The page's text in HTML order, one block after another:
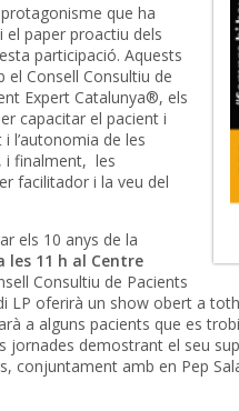
que ha
el paper proactiu dels
participació. Aquests
Consell Consultiu de
Expert Catalunya®, els
capacitar el pacient i
l’autonomia de les
i finalment, les
facilitador i la veu del
els 10 anys de la
les 11 h al Centre
Consultiu de Pacients
LP oferirà un show obert a
a alguns pacients que es
jornades demostrant el seu
conjuntament amb en Pep